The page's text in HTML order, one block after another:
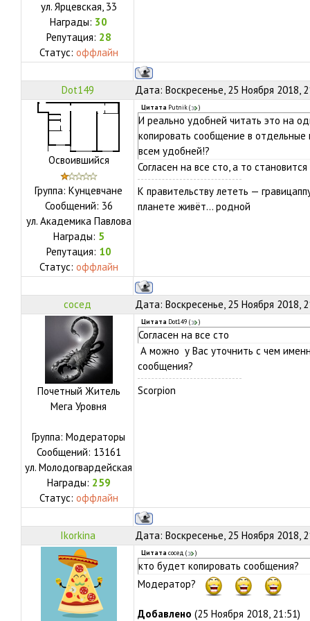
ул. Ярцевская, 33
Награды: 30
Репутация: 28
Статус: оффлайн
Dot149 Дата: Воскресенье, 25 Ноября 2018,
Освоившийся
Группа: Кунцевчане
Сообщений: 36
ул. Академика Павлова
Награды: 5
Репутация: 10
Статус: оффлайн
Цитата Putnik( )
И реально удобней читать это на
копировать сообщение в
всем удобней!?
Согласен на все сто, а то
К правительству лететь —
планете живёт… родной
сосед Дата: Воскресенье, 25 Ноября 2018,
Почетный Житель
Мега Уровня
Группа: Модераторы
Сообщений: 13161
ул. Молодогвардейская
Награды: 259
Статус: оффлайн
Цитата Dot149 ( )
Согласен на все сто
А можно у Вас уточнить с чем
сообщения?
Scorpion
Ikorkina Дата: Воскресенье, 25 Ноября 2018,
Цитата сосед ( )
кто будет копировать сообщения?
Модератор?
Добавлено (25 Ноября 2018, 21:51)